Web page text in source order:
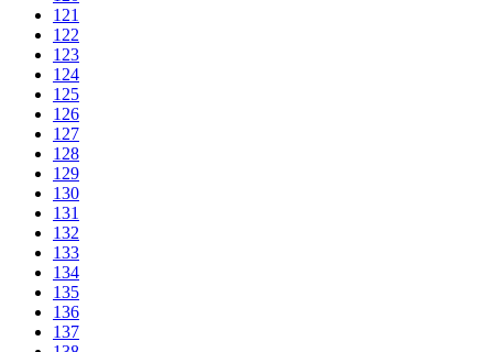
121
122
123
124
125
126
127
128
129
130
131
132
133
134
135
136
137